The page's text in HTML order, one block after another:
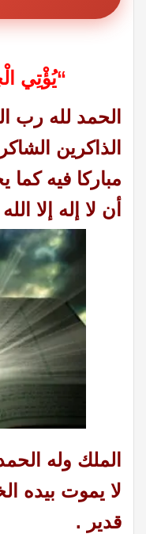
“يُؤْتِي
الحمد لله رب
الذاكرين
مباركا فيه
أن لا إله إلا الله
الملك وله
لا يموت بيده
قدير .